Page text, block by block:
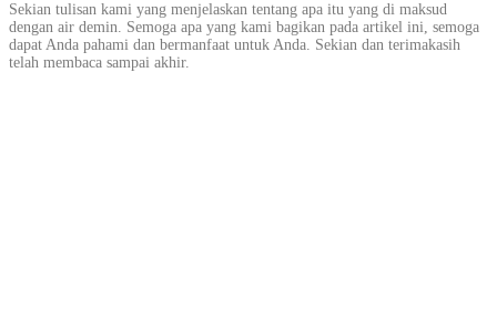
Sekian tulisan kami yang menjelaskan tentang apa itu yang di maksud
dengan air demin. Semoga apa yang kami bagikan pada artikel ini, semoga
dapat Anda pahami dan bermanfaat untuk Anda. Sekian dan terimakasih
telah membaca sampai akhir.